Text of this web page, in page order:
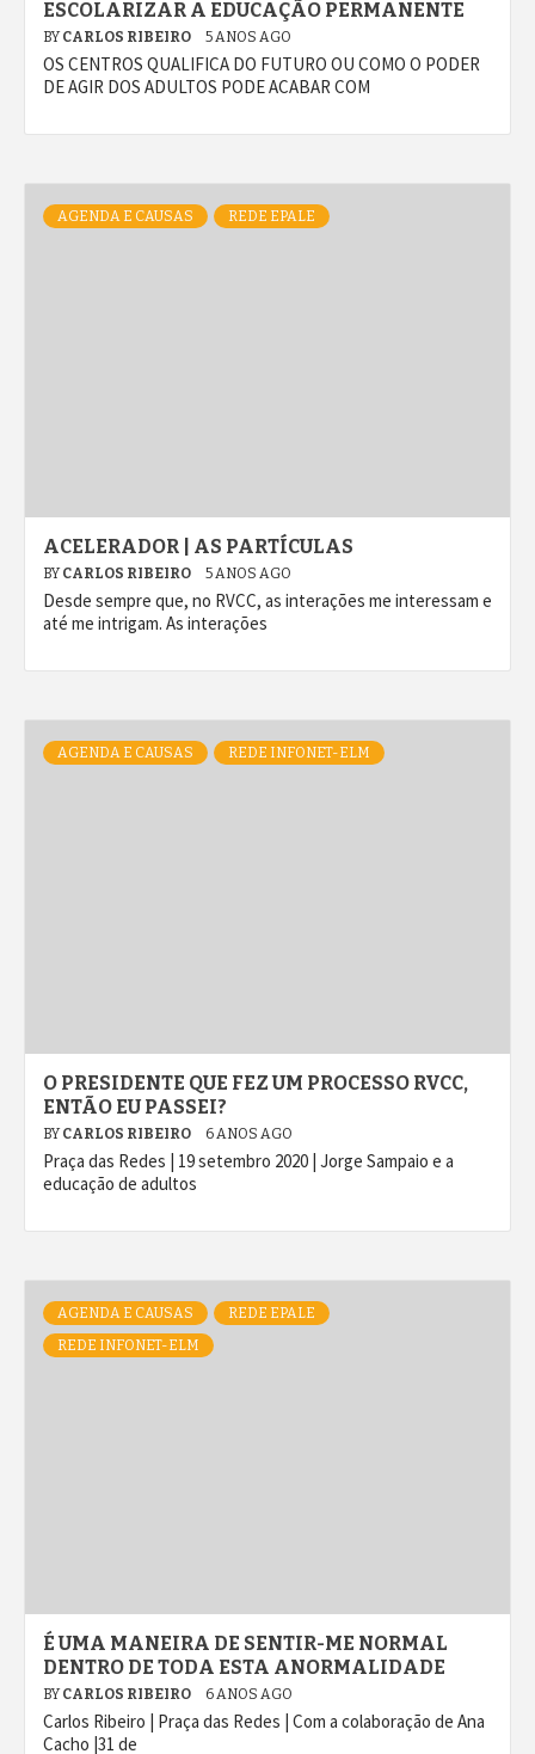
ESCOLARIZAR A EDUCAÇÃO PERMANENTE
BY CARLOS RIBEIRO 5 ANOS AGO
OS CENTROS QUALIFICA DO FUTURO OU COMO O PODER
DE AGIR DOS ADULTOS PODE ACABAR COM
AGENDA E CAUSAS REDE EPALE
ACELERADOR | AS PARTÍCULAS
BY CARLOS RIBEIRO 5 ANOS AGO
Desde sempre que, no RVCC, as interações me interessam e
até me intrigam. As interações
AGENDA E CAUSAS REDE INFONET-ELM
O PRESIDENTE QUE FEZ UM PROCESSO RVCC,
ENTÃO EU PASSEI?
BY CARLOS RIBEIRO 6 ANOS AGO
Praça das Redes | 19 setembro 2020 | Jorge Sampaio e a
educação de adultos
AGENDA E CAUSAS
REDE EPALE
REDE INFONET-ELM
É UMA MANEIRA DE SENTIR-ME NORMAL
DENTRO DE TODA ESTA ANORMALIDADE
BY CARLOS RIBEIRO 6 ANOS AGO
Carlos Ribeiro | Praça das Redes | Com a colaboração de Ana
Cacho |31 de